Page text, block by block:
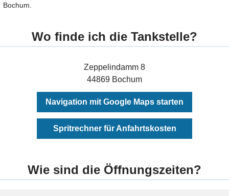
Bochum.
Wo finde ich die Tankstelle?
Zeppelindamm 8
44869 Bochum
Navigation mit Google Maps starten
Spritrechner für Anfahrtskosten
Wie sind die Öffnungszeiten?